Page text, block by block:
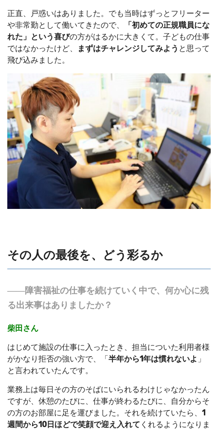
正直、戸惑いはありました。でも当時はずっとフリーター
や非常勤として働いてきたので、
「初めての正規職員にな
れた」という喜びの方がはるかに大きくて。子どもの仕事
ではなかったけど、
まずはチャレンジしてみよう と思って
飛び込みました。
その人の最後を、どう彩るか
――障害福祉の仕事を続けていく中で、何か心に残
る出来事はありましたか？
柴田さん
はじめて施設の仕事に入ったとき、担当についた利用者様
がかなり拒否の強い方で、「半年から1年は慣れないよ 」
と言われていたんです。
業務上は毎日その方のそばにいられるわけじゃなかったん
ですが、休憩のたびに、仕事が終わるたびに、自分からそ
の方のお部屋に足を運びました。それを続けていたら、 1
週間から10日ほどで笑顔で迎え入れて くれるようになりま